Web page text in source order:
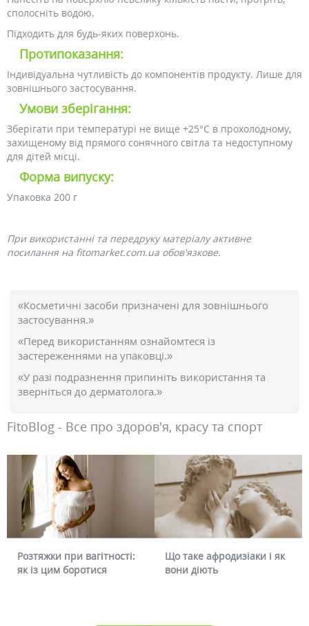
сполосніть водою.
Підходить для будь-яких поверхонь.
Протипоказання:
Індивідуальна чутливість до компонентів продукту. Лише для
зовнішнього застосування.
Умови зберігання:
Зберігати при температурі не вище +25°C в прохолодному,
захищеному від прямого сонячного світла та недоступному
для дітей місці.
Форма випуску:
Упаковка 200 г
При використанні та передруку матеріалу активне
посилання на fitomarket.com.ua обов'язкове.
«Косметичні засоби призначені для зовнішнього
застосування.»
«Перед використанням ознайомтеся із
застереженнями на упаковці.»
«У разі подразнення припиніть використання та
зверніться до дерматолога.»
FitoBlog - Все про здоров'я, красу та спорт
Розтяжки при вагітності:
як із цим боротися
Що таке афродизіаки і як
вони діють